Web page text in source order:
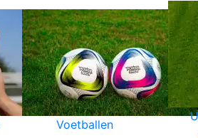
Voetballen